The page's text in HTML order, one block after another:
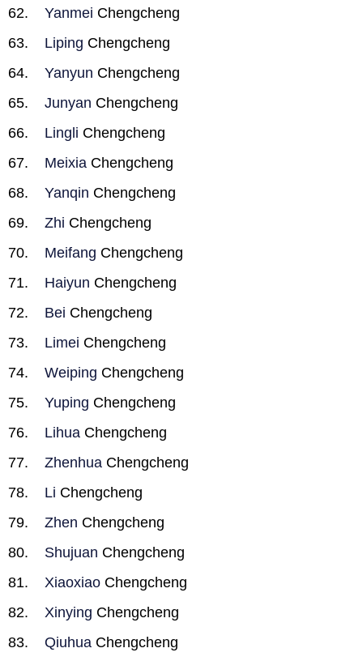
Yanmei Chengcheng
Liping Chengcheng
Yanyun Chengcheng
Junyan Chengcheng
Lingli Chengcheng
Meixia Chengcheng
Yanqin Chengcheng
Zhi Chengcheng
Meifang Chengcheng
Haiyun Chengcheng
Bei Chengcheng
Limei Chengcheng
Weiping Chengcheng
Yuping Chengcheng
Lihua Chengcheng
Zhenhua Chengcheng
Li Chengcheng
Zhen Chengcheng
Shujuan Chengcheng
Xiaoxiao Chengcheng
Xinying Chengcheng
Qiuhua Chengcheng